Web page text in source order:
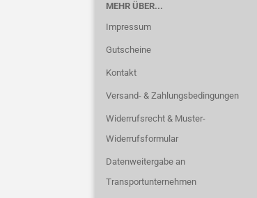
MEHR ÜBER...
Impressum
Gutscheine
Kontakt
Versand- & Zahlungsbedingungen
Widerrufsrecht & Muster-
Widerrufsformular
Datenweitergabe an
Transportunternehmen